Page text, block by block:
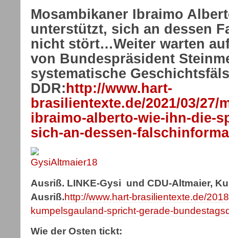
Mosambikaner Ibraimo
unterstützt, sich an dessen
nicht stört…Weiter warten
von Bundespräsident
systematische
DDR: http://www.hart-
brasilientexte.de/2021/03/27/
ibraimo-alberto-wie-ihn-die-
sich-an-dessen-
Ausriß. LINKE-Gysi und CDU-Altmaier,
Ausriß.http://www.hart-brasilientexte.de/
kumpelsgauland-spricht-gerade-
Wie der Osten tickt: